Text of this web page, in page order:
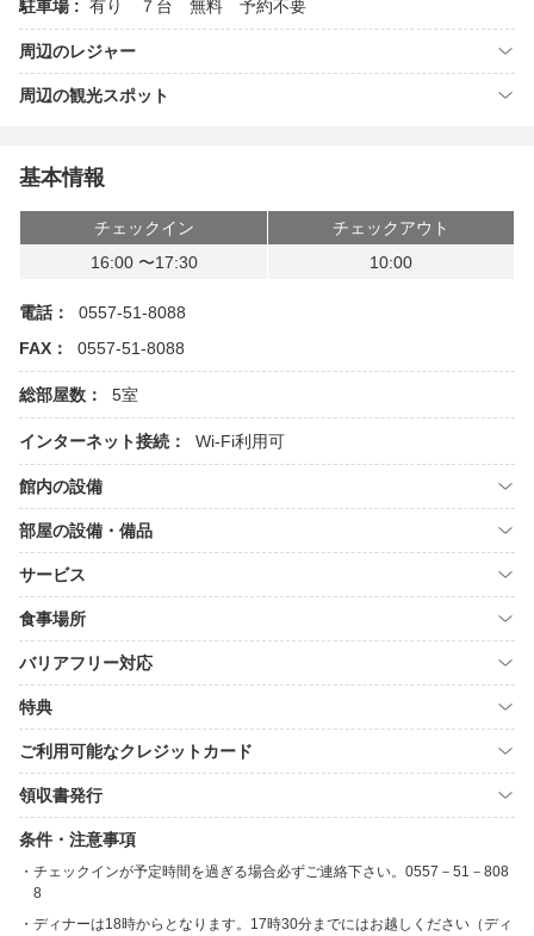
駐車場 : 有り ７台 無料 予約不要
周辺のレジャー
周辺の観光スポット
基本情報
チェックイン
チェックアウト
16:00 〜17:30
10:00
電話：
0557-51-8088
FAX：
0557-51-8088
総部屋数： 5室
インターネット接続： Wi-Fi利用可
館内の設備
部屋の設備・備品
サービス
食事場所
バリアフリー対応
特典
ご利用可能なクレジットカード
領収書発行
条件・注意事項
チェックインが予定時間を過ぎる場合必ずご連絡下さい。0557－51－808
8
ディナーは18時からとなります。17時30分までにはお越しください（ディ